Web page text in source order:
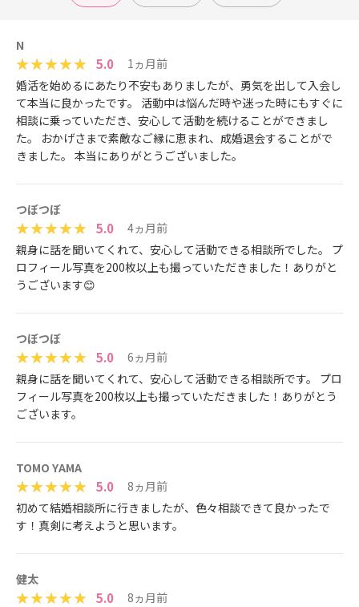
N
5.0
1ヵ月前
婚活を始めるにあたり不安もありましたが、勇気を出して入会し
て本当に良かったです。 活動中は悩んだ時や迷った時にもすぐに
相談に乗っていただき、安心して活動を続けることができまし
た。 おかげさまで素敵なご縁に恵まれ、成婚退会することがで
きました。 本当にありがとうございました。
つぼつぼ
5.0
4ヵ月前
親身に話を聞いてくれて、安心して活動できる相談所でした。 プ
ロフィール写真を200枚以上も撮っていただきました！ありがと
うございます😊
つぼつぼ
5.0
6ヵ月前
親身に話を聞いてくれて、安心して活動できる相談所です。 プロ
フィール写真を200枚以上も撮っていただきました！ありがとう
ございます。
TOMO YAMA
5.0
8ヵ月前
初めて結婚相談所に行きましたが、色々相談できて良かったで
す！真剣に考えようと思います。
健太
5.0
8ヵ月前